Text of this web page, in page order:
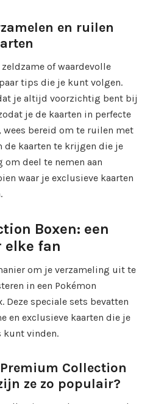
en ruilen
of waardevolle
tips die je kunt volgen.
je altijd voorzichtig bent bij
je de kaarten in perfecte
wees bereid om te ruilen met
de kaarten te krijgen die je
om deel te nemen aan
waar je exclusieve kaarten
Boxen: een
elke fan
om je verzameling uit te
in een Pokémon
Deze speciale sets bevatten
en exclusieve kaarten die je
kunt vinden.
Collection
ze zo populair?